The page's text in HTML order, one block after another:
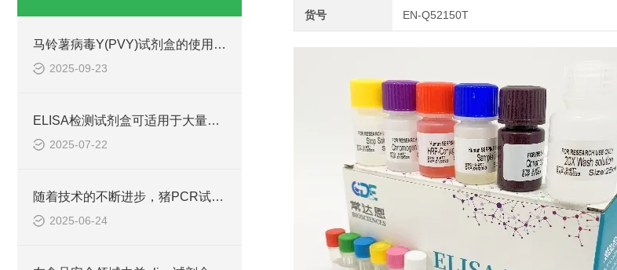
马铃薯病毒Y(PVY)试剂盒的使用方法非常简单，一看就会
2025-09-23
ELISA检测试剂盒可适用于大量样本的同时检测
2025-07-22
随着技术的不断进步，猪PCR试剂盒在不断的发展和*
2025-06-24
货号 EN-Q52150T